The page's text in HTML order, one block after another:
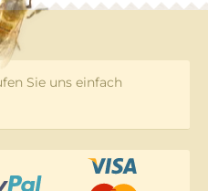
Sie uns einfach